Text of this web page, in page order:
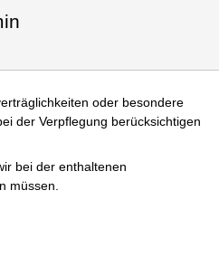
oder besondere
der Verpflegung berücksichtigen
bei der enthaltenen
müssen.